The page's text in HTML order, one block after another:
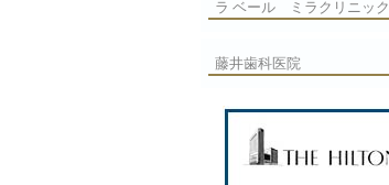
ラ ベール ミラクリニック
藤井歯科医院